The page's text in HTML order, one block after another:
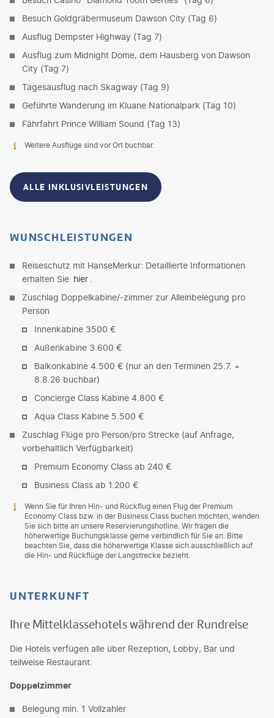
Besuch Goldgräbermuseum Dawson City (Tag 6)
Ausflug Dempster Highway (Tag 7)
Ausflug zum Midnight Dome, dem Hausberg von Dawson
City (Tag 7)
Tagesausflug nach Skagway (Tag 9)
Geführte Wanderung im Kluane Nationalpark (Tag 10)
Fährfahrt Prince William Sound (Tag 13)
Weitere Ausflüge sind vor Ort buchbar.
ALLE INKLUSIVLEISTUNGEN
WUNSCHLEISTUNGEN
Reiseschutz mit HanseMerkur: Detaillierte Informationen
erhalten Sie hier
Zuschlag Doppelkabine/-zimmer zur Alleinbelegung pro
Person
Innenkabine 3500 €
Außenkabine 3.600 €
Balkonkabine 4.500 € (nur an den Terminen 25.7. +
8.8.26 buchbar)
Concierge Class Kabine 4.800 €
Aqua Class Kabine 5.500 €
Zuschlag Flüge pro Person/pro Strecke (auf Anfrage,
vorbehaltlich Verfügbarkeit)
Premium Economy Class ab 240 €
Business Class ab 1.200 €
Wenn Sie für Ihren Hin- und Rückflug einen Flug der Premium
Economy Class bzw. in der Business Class buchen möchten, wenden
Sie sich bitte an unsere Reservierungshotline. Wir fragen die
höherwertige Buchungsklasse gerne verbindlich für Sie an. Bitte
beachten Sie, dass die höherwertige Klasse sich ausschließlich auf
die Hin- und Rückflüge der Langstrecke bezieht.
UNTERKUNFT
Ihre Mittelklassehotels während der Rundreise
Die Hotels verfügen alle über Rezeption, Lobby, Bar und
teilweise Restaurant.
Doppelzimmer
Belegung min. 1 Vollzahler